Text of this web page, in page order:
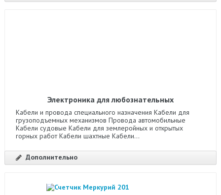
Электроника для любознательных
Кабели и провода специального назначения Кабели для
грузоподъемных механизмов Провода автомобильные
Кабели судовые Кабели для землеройных и открытых
горных работ Кабели шахтные Кабели...
Дополнительно